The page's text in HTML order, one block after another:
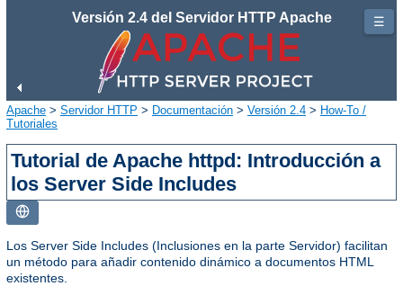
Versión 2.4 del Servidor HTTP Apache
Apache > Servidor HTTP > Documentación > Versión 2.4 > How-To /
Tutoriales
Tutorial de Apache httpd: Introducción a
los Server Side Includes
Los Server Side Includes (Inclusiones en la parte Servidor) facilitan
un método para añadir contenido dinámico a documentos HTML
existentes.
☰